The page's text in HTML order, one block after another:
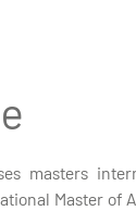
masters
Master of